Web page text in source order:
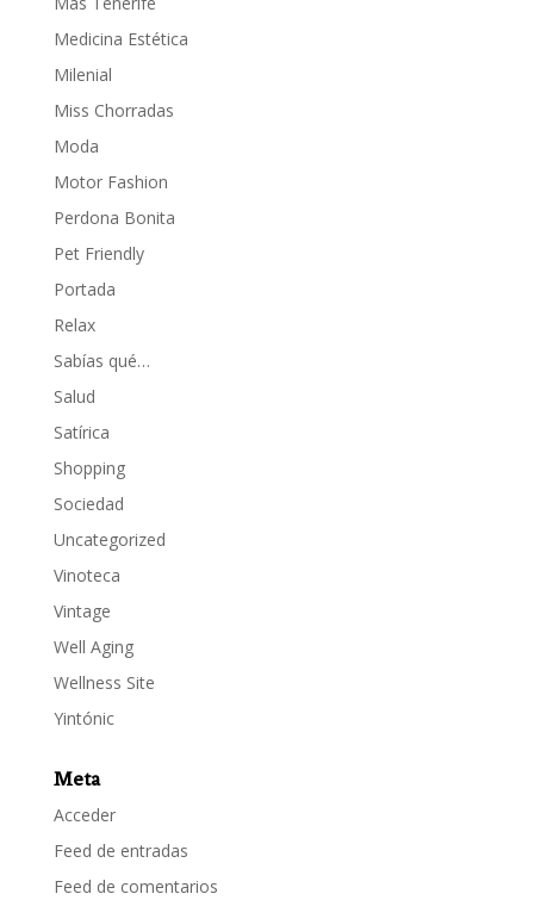
Medicina Estética
Milenial
Miss Chorradas
Moda
Motor Fashion
Perdona Bonita
Pet Friendly
Portada
Relax
Sabías qué…
Salud
Satírica
Shopping
Sociedad
Uncategorized
Vinoteca
Vintage
Well Aging
Wellness Site
Yintónic
Meta
Acceder
Feed de entradas
Feed de comentarios